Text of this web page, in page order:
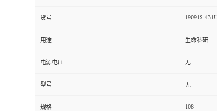
货号 19091S-
用途 生命科研
电源电压 无
型号 无
规格 108